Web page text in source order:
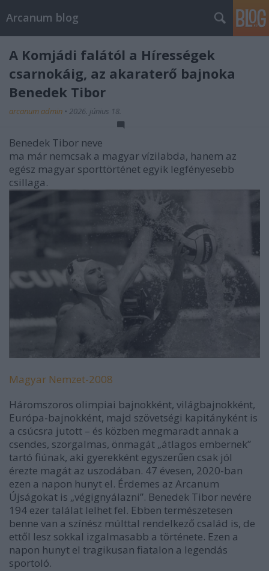
Arcanum blog
A Komjádi falától a Hírességek
csarnokáig, az akaraterő bajnoka
Benedek Tibor
arcanum admin • 2026. június 18.
Benedek Tibor neve
ma már nemcsak a magyar vízilabda, hanem az
egész magyar sporttörténet egyik legfényesebb
csillaga.
Magyar Nemzet-2008
Háromszoros olimpiai bajnokként, világbajnokként,
Európa-bajnokként, majd szövetségi kapitányként is
a csúcsra jutott – és közben megmaradt annak a
csendes, szorgalmas, önmagát „átlagos embernek”
tartó fiúnak, aki gyerekként egyszerűen csak jól
érezte magát az uszodában. 47 évesen, 2020-ban
ezen a napon hunyt el. Érdemes az Arcanum
Újságokat is „végignyálazni”. Benedek Tibor nevére
194 ezer találat lelhet fel. Ebben természetesen
benne van a színész múlttal rendelkező család is, de
ettől lesz sokkal izgalmasabb a története. Ezen a
napon hunyt el tragikusan fiatalon a legendás
sportoló.